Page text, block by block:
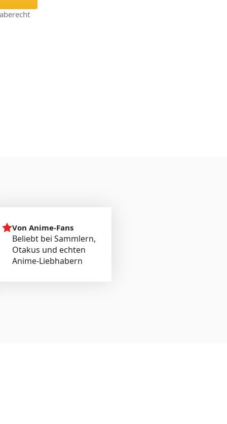
Von Anime-Fans
Beliebt bei Sammlern,
Otakus und echten
Anime-Liebhabern